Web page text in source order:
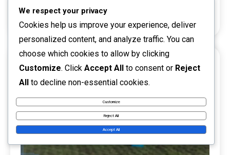
Read More
15 MINS READ
We respect your privacy
Cookies help us improve your experience, deliver
personalized content, and analyze traffic. You can
choose which cookies to allow by clicking
Customize. Click Accept All to consent or Reject
All to decline non-essential cookies.
Customize
Reject All
Accept All